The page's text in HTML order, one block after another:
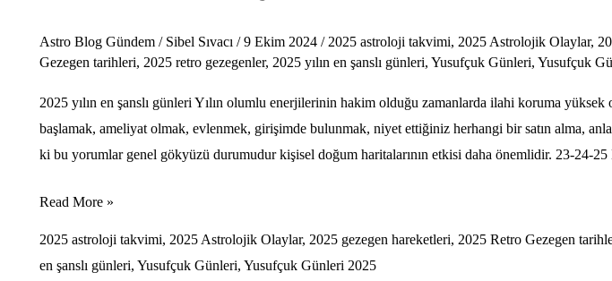
Astro Blog Gündem / Sibel Sıvacı /9 Ekim 2024 / 2025 astroloji takvimi, 2025 Astrolojik Olaylar,
Gezegen tarihleri, 2025 retro gezegenler, 2025 yılın en şanslı günleri, Yusufçuk Günleri, Yusufçuk
2025 yılın en şanslı günleri Yılın olumlu enerjilerinin hakim olduğu zamanlarda ilahi koruma
başlamak, ameliyat olmak, evlenmek, girişimde bulunmak, niyet ettiğiniz herhangi bir satın alma,
ki bu yorumlar genel gökyüzü durumudur kişisel doğum haritalarının etkisi daha önemlidir. 23-24-
2025
Read More »
2025 astroloji takvimi, 2025 Astrolojik Olaylar, 2025 gezegen hareketleri, 2025 Retro Gezegen
en şanslı günleri, Yusufçuk Günleri, Yusufçuk Günleri 2025